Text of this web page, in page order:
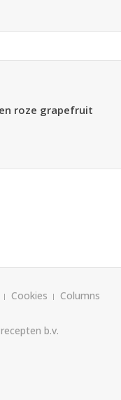
roze grapefruit
Cookies
Columns
b.v.